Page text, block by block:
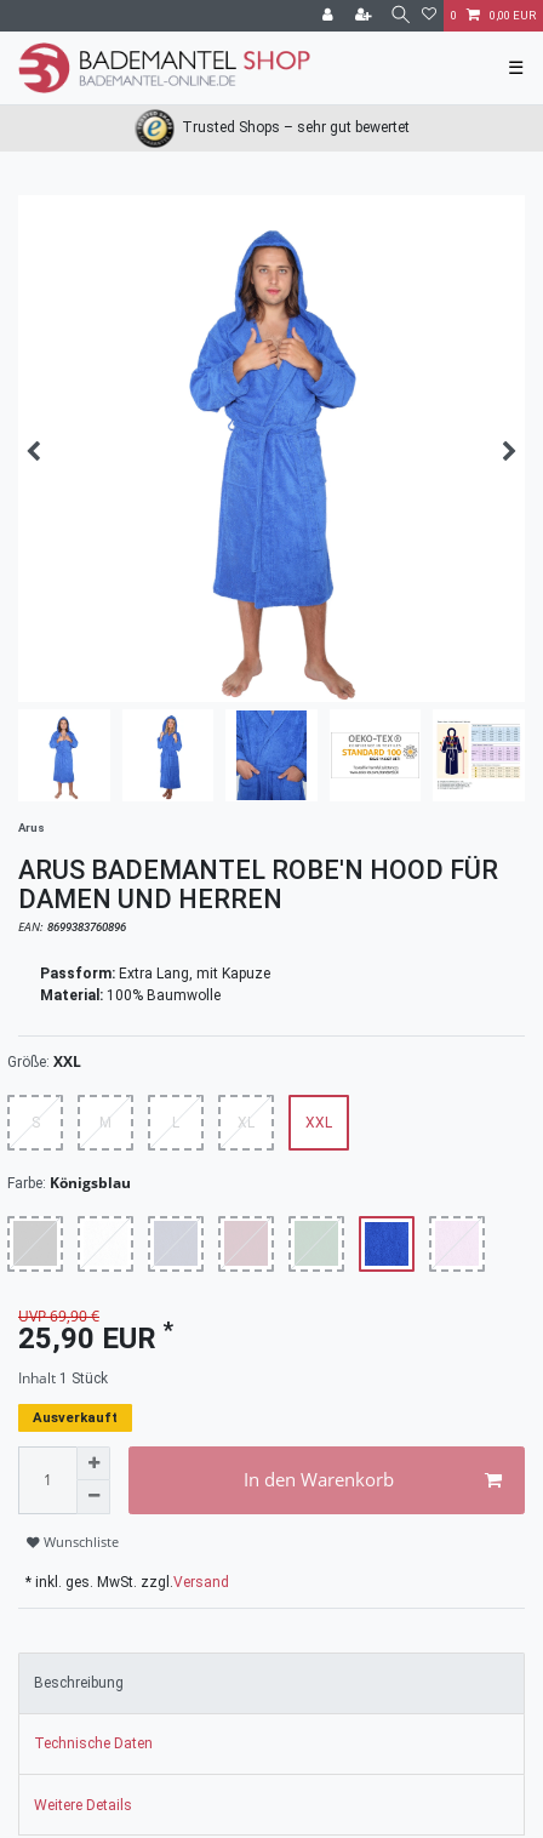
0 0,00 EUR
☰
Trusted Shops – sehr gut bewertet
Arus
ARUS BADEMANTEL ROBE'N HOOD FÜR
DAMEN UND HERREN
EAN: 8699383760896
Passform: Extra Lang, mit Kapuze
Material: 100% Baumwolle
Größe: XXL
S M L XL XXL
Farbe: Königsblau
UVP 69,90 €
25,90 EUR *
Inhalt 1 Stück
Ausverkauft
In den Warenkorb
Wunschliste
* inkl. ges. MwSt. zzgl. Versand
Beschreibung
Technische Daten
Weitere Details